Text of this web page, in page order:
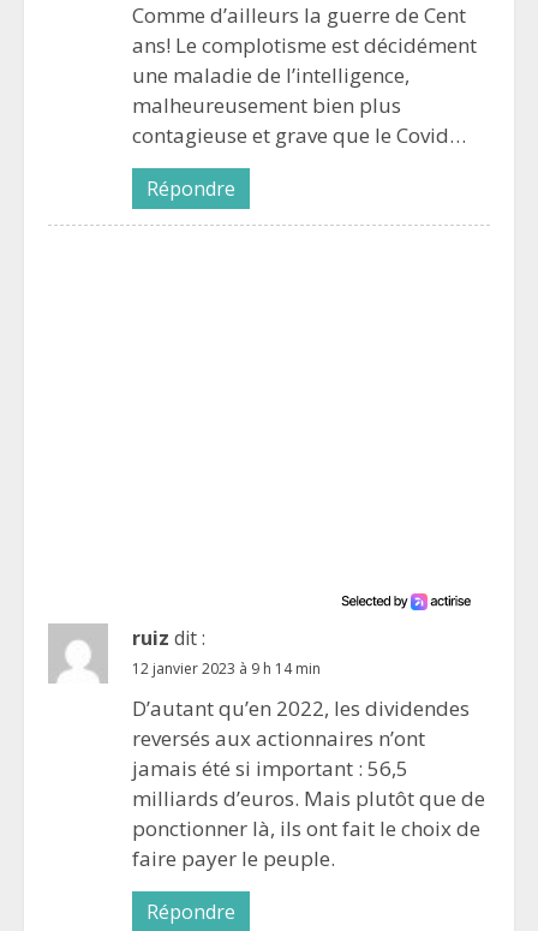
Comme d’ailleurs la guerre de Cent
ans! Le complotisme est décidément
une maladie de l’intelligence,
malheureusement bien plus
contagieuse et grave que le Covid…
Répondre
ruiz dit :
12 janvier 2023 à 9 h 14 min
D’autant qu’en 2022, les dividendes
reversés aux actionnaires n’ont
jamais été si important : 56,5
milliards d’euros. Mais plutôt que de
ponctionner là, ils ont fait le choix de
faire payer le peuple.
Répondre